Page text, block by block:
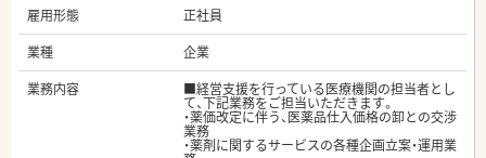
雇用形態
正社員
業種
企業
業務内容
■経営支援を行っている医療機関の担当者とし
て、下記業務をご担当いただきます。
・薬価改定に伴う、医薬品仕入価格の卸との交渉
業務
・薬剤に関するサービスの各種企画立案・運用業